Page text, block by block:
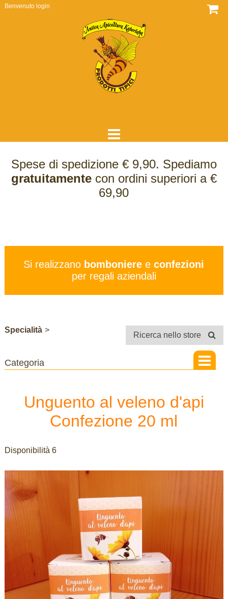
Benvenuto login
DOVE SIAMO
CONTATTI
Spese di spedizione € 9,90. Spediamo
gratuitamentecon ordini superiori a €
69,90
Si realizzano bomboniere econfezioni
per regali aziendali
Ricerca nello store
Specialità >
Unguento al veleno d'api
Confezione 20 ml
Disponibilità 6